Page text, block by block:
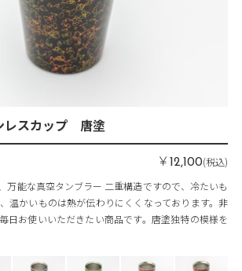
スカップ 唐塗
￥12,100(税込)
万能な真空タンブラー 二重構造ですので、冷たいも
温かいものは熱が伝わりにくくなっております。非
日お使いいただきたい商品です。唐塗独特の模様を